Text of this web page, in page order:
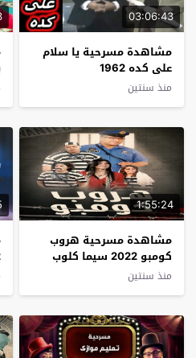
03:06:43
مشاهدة مسرحية يا سلام
على كده 1962
منذ سنتين
1:55:24
مشاهدة مسرحية هروب
كومبو 2022 سيما كلوب
منذ سنتين